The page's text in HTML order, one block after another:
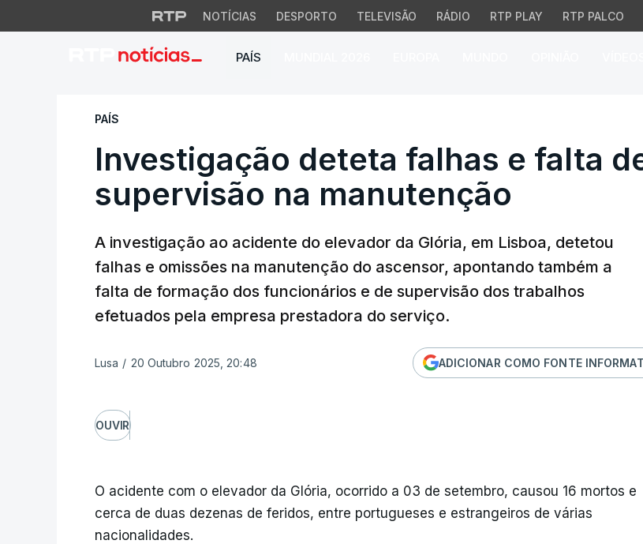
NOTÍCIAS DESPORTO TELEVISÃO RÁDIO RTP PLAY RTP PALCO
PAÍS
Investigação deteta falhas e falta de
PAÍS
Investigação deteta falhas e falta
supervisão na manutenção
A investigação ao acidente do elevador da Glória, em Lisboa, detetou
falhas e omissões na manutenção do ascensor, apontando também a
falta de formação dos funcionários e de supervisão dos trabalhos
efetuados pela empresa prestadora do serviço.
Lusa / 20 Outubro 2025, 20:48 ADICIONAR COMO FONTE
OUVIR
O acidente com o elevador da Glória, ocorrido a 03 de setembro, causou 16 mortos e
cerca de duas dezenas de feridos, entre portugueses e estrangeiros de várias
nacionalidades.